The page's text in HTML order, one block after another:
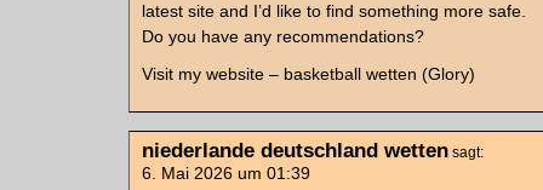
latest site and I’d like to find something more safe.
Do you have any recommendations?
Visit my website – basketball wetten (Glory)
niederlande deutschland wetten sagt:
6. Mai 2026 um 01:39